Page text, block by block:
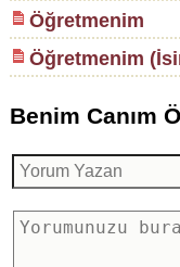
Öğretmenim
Öğretmenim
Benim Canım